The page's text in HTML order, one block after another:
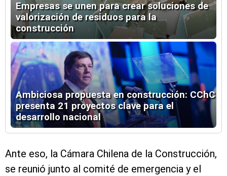
Empresas se unen para crear soluciones de
valorización de residuos para la
construcción
Ambiciosa propuesta en construcción: CChC
presenta 21 proyectos clave para el
desarrollo nacional
Ante eso, la Cámara Chilena de la Construcción,
se reunió junto al comité de emergencia y el